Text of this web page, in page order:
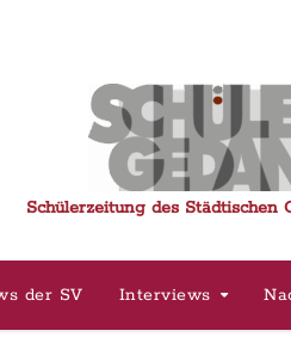
Schülerzeitung des Städtischen
der SV Interviews